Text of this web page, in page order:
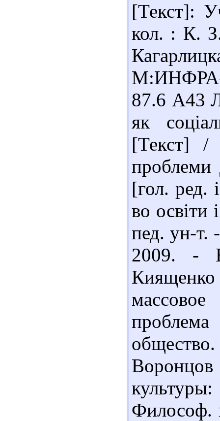
[Текст]:
кол. : К.
87.6 А43
як
[Текст] /
проблеми
[гол.
во освіти
пед. ун-т.
2009. -
Философ.